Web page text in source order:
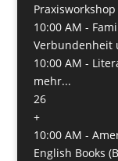
Praxisworkshop
10:00 AM -
Verbundenheit
10:00 AM -
mehr...
26
+
10:00 AM -
English Books